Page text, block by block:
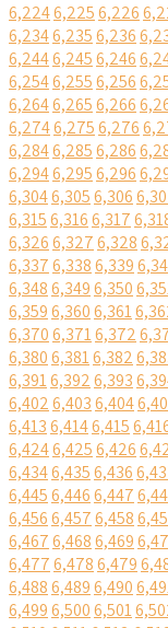
6,2246,2256,226
6,2346,2356,236
6,2446,2456,246
6,2546,2556,256
6,2646,2656,266
6,2746,2756,276
6,2846,2856,286
6,2946,2956,296
6,3046,3056,306
6,3156,3166,317
6,3266,3276,328
6,3376,3386,339
6,3486,3496,350
6,3596,3606,361
6,3706,3716,372
6,3806,3816,382
6,3916,3926,393
6,4026,4036,404
6,4136,4146,415
6,4246,4256,426
6,4346,4356,436
6,4456,4466,447
6,4566,4576,458
6,4676,4686,469
6,4776,4786,479
6,4886,4896,490
6,4996,5006,501